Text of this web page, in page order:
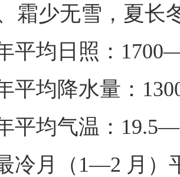
霜少无雪，夏长
平均日照：
平均降水量：
平均气温：
冷月（1—2 月